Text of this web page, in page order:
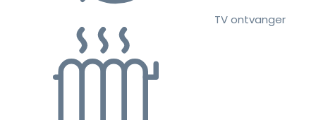
TV ontvanger